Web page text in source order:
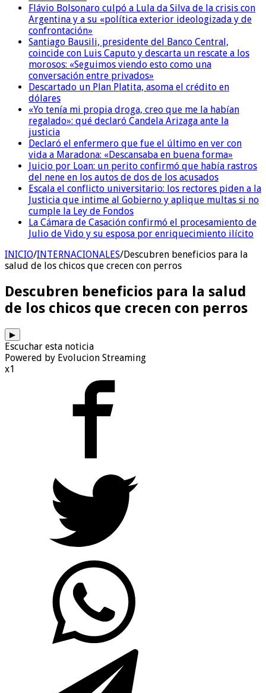
Flávio Bolsonaro culpó a Lula da Silva de la crisis con
Argentina y a su «política exterior ideologizada y de
confrontación»
Santiago Bausili, presidente del Banco Central,
coincide con Luis Caputo y descarta un rescate a los
morosos: «Seguimos viendo esto como una
conversación entre privados»
Descartado un Plan Platita, asoma el crédito en
dólares
«Yo tenía mi propia droga, creo que me la habían
regalado»: qué declaró Candela Arizaga ante la
justicia
Declaró el enfermero que fue el último en ver con
vida a Maradona: «Descansaba en buena forma»
Juicio por Loan: un perito confirmó que había rastros
del nene en los autos de dos de los acusados
Escala el conflicto universitario: los rectores piden a la
Justicia que intime al Gobierno y aplique multas si no
cumple la Ley de Fondos
La Cámara de Casación confirmó el procesamiento de
Julio de Vido y su esposa por enriquecimiento ilícito
INICIO/INTERNACIONALES/Descubren beneficios para la
salud de los chicos que crecen con perros
Descubren beneficios para la salud
de los chicos que crecen con perros
▶
Escuchar esta noticia
Powered by Evolucion Streaming
x1